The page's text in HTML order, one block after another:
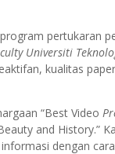
pertukaran
Universiti
kualitas
“Best Video
and History.”
dengan